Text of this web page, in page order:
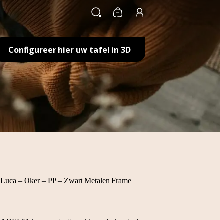
Winkelwagen
Configureer hier uw tafel in 3D
– Oker – PP – Zwart Metalen Frame